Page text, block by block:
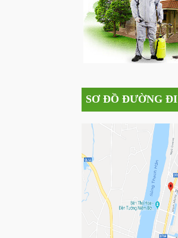
SƠ ĐỒ ĐƯỜNG ĐI